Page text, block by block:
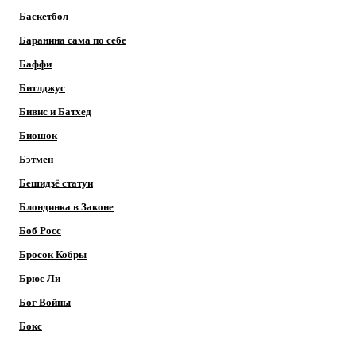
Баскетбол
Баранина сама по себе
Баффи
Битлджус
Бивис и Батхед
Биошок
Бэтмен
Бешидзё статуи
Блондинка в Законе
Боб Росс
Бросок Кобры
Брюс Ли
Бог Войны
Бокс